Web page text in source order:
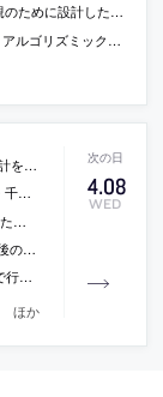
ード大学デザイン大学院に寄付
「ヴォロノイ畳」の紹介記事
4.08
WED
想
催
ュー
動画
ほか